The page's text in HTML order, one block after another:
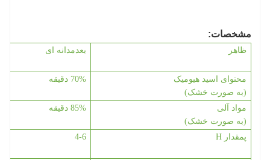
5. بهبود انعطاف پذیری گیاه: دوز قوی اسید هیومیک
در این گرانول ها می تواند انعطاف پذیری گیاه را در
افزایش دهد. رشد ریشه و جذب مواد مغذی را
تقویت می کند و به گیاهان کمک می کند تا در شرایط
نامطلوب بهتر مقاومت کنند.
مشخصات:
ظاهر بعدمدانه ای
محتوای اسید هیومیک
(به صورت خشک)
70% دقیقه
مواد آلی
(به صورت خشک)
85% دقیقه
پمقدار H 4-6